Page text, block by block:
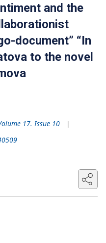
and the
document” “In
to the novel
17. Issue 10